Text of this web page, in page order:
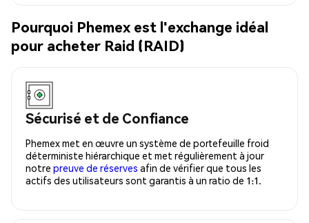
Pourquoi Phemex est l'exchange idéal
pour acheter Raid (RAID)
Sécurisé et de Confiance
Phemex met en œuvre un système de portefeuille froid
déterministe hiérarchique et met régulièrement à jour
notre preuve de réserves afin de vérifier que tous les
actifs des utilisateurs sont garantis à un ratio de 1:1.